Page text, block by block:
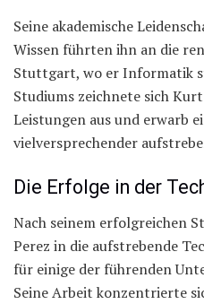
Seine akademische
Wissen führten ihn an die
Stuttgart, wo er Informatik
Studiums zeichnete sich
Leistungen aus und erwarb
vielversprechender
Die Erfolge in der
Nach seinem erfolgreichen
Perez in die aufstrebende
für einige der führenden
Seine Arbeit konzentrierte